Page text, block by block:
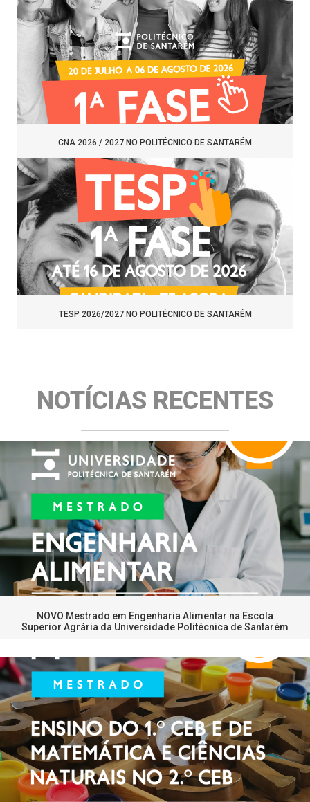
CNA 2026 / 2027 NO POLITÉCNICO DE SANTARÉM
TESP 2026/2027 NO POLITÉCNICO DE SANTARÉM
NOTÍCIAS RECENTES
NOVO Mestrado em Engenharia Alimentar na Escola
Superior Agrária da Universidade Politécnica de Santarém